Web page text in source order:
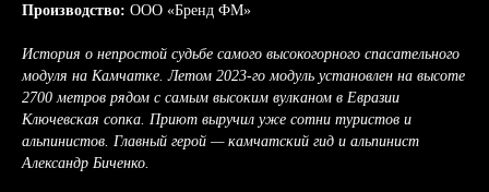
Производство: ООО «Бренд ФМ»
История о непростой судьбе самого высокогорного спасательного
модуля на Камчатке. Летом 2023-го модуль установлен на высоте
2700 метров рядом с самым высоким вулканом в Евразии
Ключевская сопка. Приют выручил уже сотни туристов и
альпинистов. Главный герой — камчатский гид и альпинист
Александр Биченко.